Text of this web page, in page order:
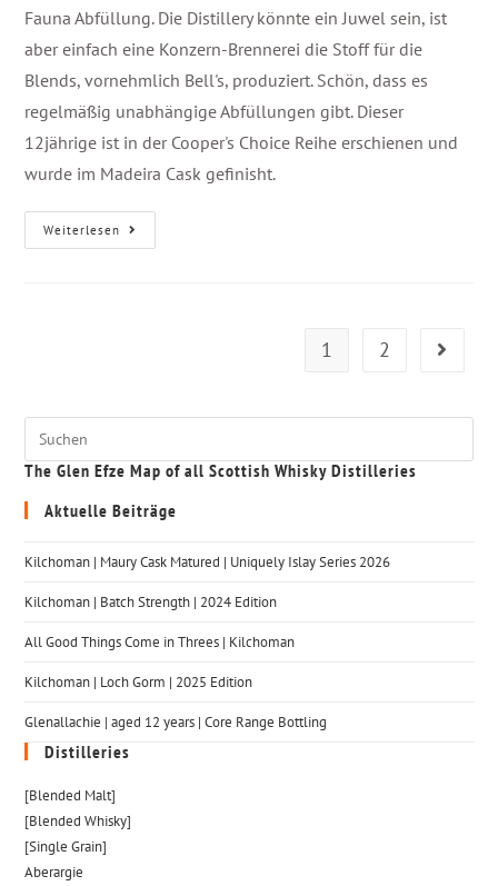
Fauna Abfüllung. Die Distillery könnte ein Juwel sein, ist
aber einfach eine Konzern-Brennerei die Stoff für die
Blends, vornehmlich Bell's, produziert. Schön, dass es
regelmäßig unabhängige Abfüllungen gibt. Dieser
12jährige ist in der Cooper's Choice Reihe erschienen und
wurde im Madeira Cask gefinisht.
Weiterlesen
1 2
The Glen Efze Map of all Scottish Whisky Distilleries
Aktuelle Beiträge
Kilchoman | Maury Cask Matured | Uniquely Islay Series 2026
Kilchoman | Batch Strength | 2024 Edition
All Good Things Come in Threes | Kilchoman
Kilchoman | Loch Gorm​ | 2025 Edition
Glenallachie | aged 12 years | Core Range Bottling
Distilleries
[Blended Malt]
[Blended Whisky]
[Single Grain]
Aberargie